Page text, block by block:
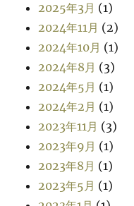
2025年3月 (1)
2024年11月 (2)
2024年10月 (1)
2024年8月 (3)
2024年5月 (1)
2024年2月 (1)
2023年11月 (3)
2023年9月 (1)
2023年8月 (1)
2023年5月 (1)